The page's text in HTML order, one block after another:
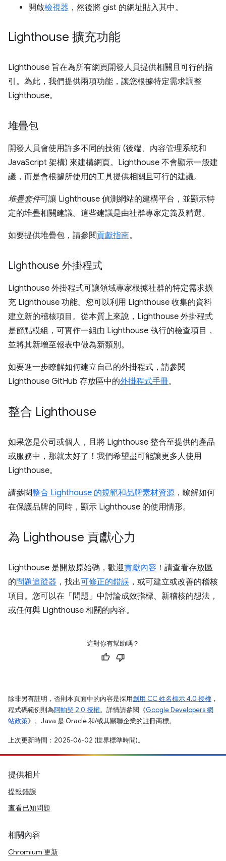
開啟檢視器 ，然後將 gist 的網址貼入其中。
Lighthouse 擴充功能
Lighthouse 旨在為所有網頁開發人員提供相關且可行的指
引。為此，我們提供兩項功能，讓您根據特定需求調整
Lighthouse。
堆疊包
開發人員會使用許多不同的技術 (後端、內容管理系統和
JavaScript 架構) 來建構網頁。Lighthouse 不會顯示一般建
議，而是會根據所使用的工具提供相關且可行的建議。
堆疊套件可讓 Lighthouse 偵測網站的建構平台，並顯示特
定的堆疊相關建議。這些建議是由社群專家定義及精選。
如要提供堆疊包，請參閱貢獻指南。
Lighthouse 外掛程式
Lighthouse 外掛程式可讓領域專家根據社群的特定需求擴
充 Lighthouse 功能。您可以利用 Lighthouse 收集的資料
建立新的稽核項目。從本質上來說，Lighthouse 外掛程式
是節點模組，可實作一組由 Lighthouse 執行的檢查項目，
並將其新增至報表中做為新類別。
如要進一步瞭解如何建立自己的外掛程式，請參閱
Lighthouse GitHub 存放區中的外掛程式手冊。
整合 Lighthouse
如果您是公司或個人，且將 Lighthouse 整合至提供的產品
或服務中，那就太好了！我們希望盡可能讓更多人使用
Lighthouse。
請參閱整合 Lighthouse 的規範和品牌素材資源 ，瞭解如何
在保護品牌的同時，顯示 Lighthouse 的使用情形。
為 Lighthouse 貢獻心力
Lighthouse 是開放原始碼，歡迎貢獻內容 ！請查看存放區
的問題追蹤器 ，找出可修正的錯誤 ，或可建立或改善的稽核
項目。您可以在「問題」中討論成效指標、新稽核的想法，
或任何與 Lighthouse 相關的內容。
這對你有幫助嗎？
除非另有註明，否則本頁面中的內容是採用創用 CC 姓名標示 4.0 授權 ，
程式碼範例則為阿帕契 2.0 授權。詳情請參閱《Google Developers 網
站政策》。Java 是 Oracle 和/或其關聯企業的註冊商標。
上次更新時間：2025-06-02 (世界標準時間)。
提供相片
提報錯誤
查看已知問題
相關內容
Chromium 更新